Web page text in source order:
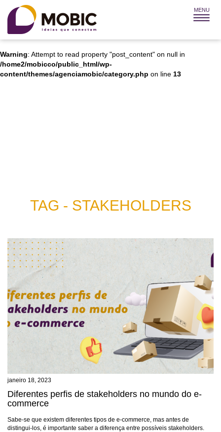
MENU
Warning
: Attempt to read property "post_title" on null in
/home2/mobicco/public_html/wp-
content/themes/agenciamobic/category.php
Warning: Attempt to read property "post_content" on null in
/home2/mobicco/public_html/wp-
content/themes/agenciamobic/category.php on line 13
TAG - STAKEHOLDERS
janeiro 18, 2023
Diferentes perfis de stakeholders no mundo do e-
commerce
Sabe-se que existem diferentes tipos de e-commerce, mas antes de
distingui-los, é importante saber a diferença entre possíveis stakeholders.